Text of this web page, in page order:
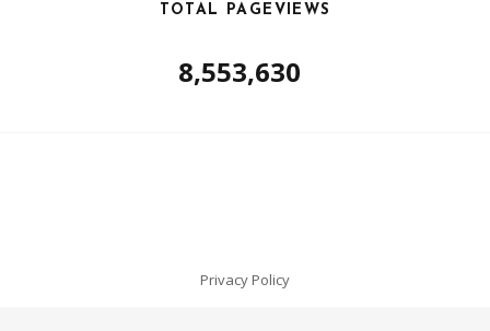
TOTAL PAGEVIEWS
8,553,630
Privacy Policy